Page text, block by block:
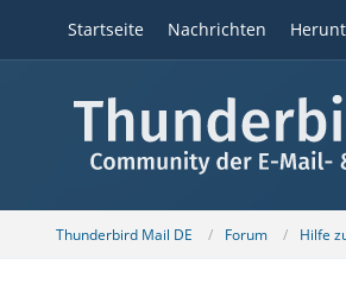
Startseite Nachrichten
Thunderbird Mail DE Forum Hilfe